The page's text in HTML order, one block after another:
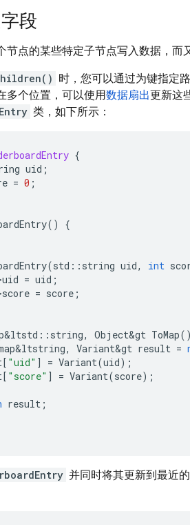
段
节点的某些特定子节点写入数据，而
时，您可以通过为键指定
多个位置，可以使用数据扇出更新这
类，如下所示：
{
uid ;
= 0 ;
()
{
(std :: string uid, int
uid = uid ;
score = score ;
&ltstd :: string, Object&gt ToMap()
&ltstring, Variant&gt result =
[ "uid" ] = Variant(uid);
[ "score" ] = Variant(score);
result ;
并同时将其更新到最近